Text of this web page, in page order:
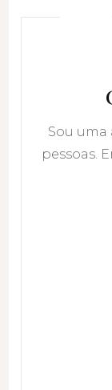
Sou uma
pessoas.